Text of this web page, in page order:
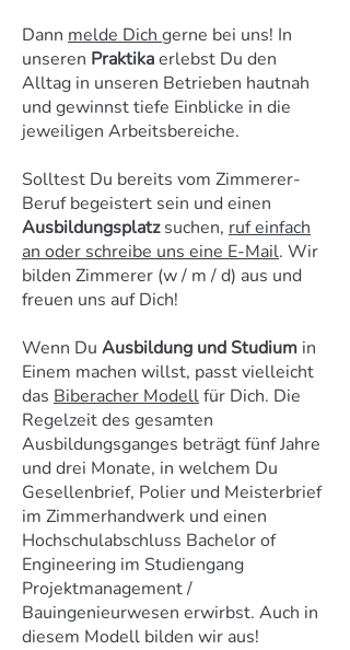
Dann melde Dich gerne bei uns! In
unseren Praktikaerlebst Du den
Alltag in unseren Betrieben hautnah
und gewinnst tiefe Einblicke in die
jeweiligen Arbeitsbereiche.
Solltest Du bereits vom Zimmerer-
Beruf begeistert sein und einen
Ausbildungsplatzsuchen, ruf einfach
an oder schreibe uns eine E-Mail. Wir
bilden Zimmerer (w / m / d) aus und
freuen uns auf Dich!
Wenn Du Ausbildung und Studium in
Einem machen willst, passt vielleicht
das Biberacher Modellfür Dich. Die
Regelzeit des gesamten
Ausbildungsganges beträgt fünf Jahre
und drei Monate, in welchem Du
Gesellenbrief, Polier und Meisterbrief
im Zimmerhandwerk und einen
Hochschulabschluss Bachelor of
Engineering im Studiengang
Projektmanagement /
Bauingenieurwesen erwirbst. Auch in
diesem Modell bilden wir aus!